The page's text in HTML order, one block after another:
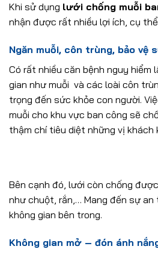
Khi sử dụng lưới chống muỗi
nhận được rất nhiều lợi ích, cụ
Ngăn muỗi, côn trùng, bảo vệ
Có rất nhiều căn bệnh nguy hiểm
gian như muỗi và các loài côn
trọng đến sức khỏe con người.
muỗi cho khu vực ban công sẽ
thậm chí tiêu diệt những vị khách
Bên cạnh đó, lưới còn chống
như chuột, rắn,… Mang đến sự an
không gian bên trong.
Không gian mở – đón ánh